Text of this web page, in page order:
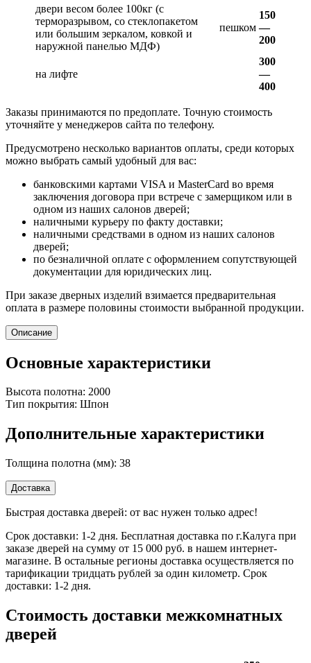
двери весом более 100кг (с
терморазрывом, со стеклопакетом
или большим зеркалом, ковкой и
наружной панелью МДФ)
пешком
150
—
200
на лифте
300
—
400
Заказы принимаются по предоплате. Точную стоимость
уточняйте у менеджеров сайта по телефону.
Предусмотрено несколько вариантов оплаты, среди которых
можно выбрать самый удобный для вас:
банковскими картами VISA и MasterCard во время
заключения договора при встрече с замерщиком или в
одном из наших салонов дверей;
наличными курьеру по факту доставки;
наличными средствами в одном из наших салонов
дверей;
по безналичной оплате с оформлением сопутствующей
документации для юридических лиц.
При заказе дверных изделий взимается предварительная
оплата в размере половины стоимости выбранной продукции.
Описание
Основные характеристики
Высота полотна: 2000
Тип покрытия: Шпон
Дополнительные характеристики
Толщина полотна (мм): 38
Доставка
Быстрая доставка дверей: от вас нужен только адрес!
Срок доставки: 1-2 дня. Бесплатная доставка по г.Калуга при
заказе дверей на сумму от 15 000 руб. в нашем интернет-
магазине. В остальные регионы доставка осуществляется по
тарификации тридцать рублей за один километр. Срок
доставки: 1-2 дня.
Стоимость доставки межкомнатных
дверей